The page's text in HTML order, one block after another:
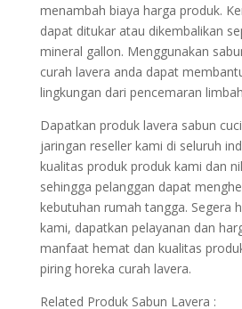
menambah biaya harga produk.
dapat ditukar atau dikembalikan
mineral gallon. Menggunakan
curah lavera anda dapat
lingkungan dari pencemaran
Dapatkan produk lavera sabun
jaringan reseller kami di seluruh
kualitas produk produk kami dan
sehingga pelanggan dapat
kebutuhan rumah tangga. Segera
kami, dapatkan pelayanan dan
manfaat hemat dan kualitas
piring horeka curah lavera.
Related Produk Sabun Lavera :